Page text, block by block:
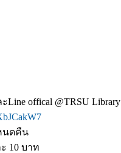
offical @TRSU Library
นดคืน
10 บาท